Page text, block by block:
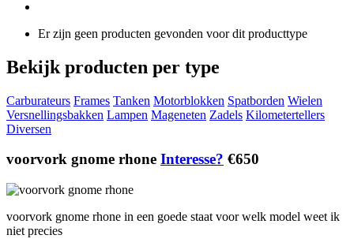
Er zijn geen producten gevonden voor dit producttype
Bekijk producten per type
Carburateurs Frames Tanken Motorblokken Spatborden Wielen
Versnellingsbakken Lampen Mageneten Zadels Kilometertellers
Diversen
voorvork gnome rhone Interesse? €650
voorvork gnome rhone in een goede staat voor welk model weet ik
niet precies